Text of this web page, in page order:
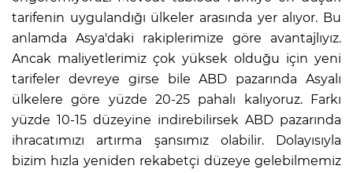
tarifenin uygulandığı ülkeler arasında yer alıyor. Bu
anlamda Asya'daki rakiplerimize göre avantajlıyız.
Ancak maliyetlerimiz çok yüksek olduğu için yeni
tarifeler devreye girse bile ABD pazarında Asyalı
ülkelere göre yüzde 20-25 pahalı kalıyoruz. Farkı
yüzde 10-15 düzeyine indirebilirsek ABD pazarında
ihracatımızı artırma şansımız olabilir. Dolayısıyla
bizim hızla yeniden rekabetçi düzeye gelebilmemiz